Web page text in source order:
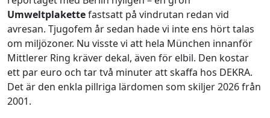
Umweltplakettefastsatt på vindrutan redan vid
avresan. Tjugofem år sedan hade vi inte ens hört talas
om miljözoner. Nu visste vi att hela München innanför
Mittlerer Ring kräver dekal, även för elbil. Den kostar
ett par euro och tar två minuter att skaffa hos DEKRA.
Det är den enkla pillriga lärdomen som skiljer 2026 från
2001.